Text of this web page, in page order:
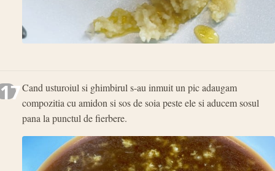
17Cand usturoiul si ghimbirul s-au inmuit un pic adaugam
compozitia cu amidon si sos de soia peste ele si aducem sosul
pana la punctul de fierbere.